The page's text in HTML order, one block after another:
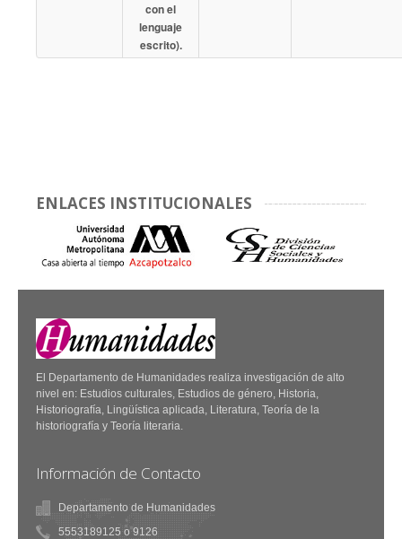
con el
lenguaje
escrito).
ENLACES INSTITUCIONALES
El Departamento de Humanidades realiza investigación de alto
nivel en: Estudios culturales, Estudios de género, Historia,
Historiografía, Lingüística aplicada, Literatura, Teoría de la
historiografía y Teoría literaria.
Información de Contacto
Departamento de Humanidades
5553189125 o 9126